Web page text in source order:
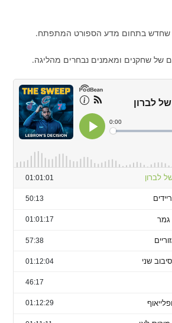
שחדש בתחום מדע הספורט המתפתח.
של שחקנים ומאמנים נבחרים מהליגה.